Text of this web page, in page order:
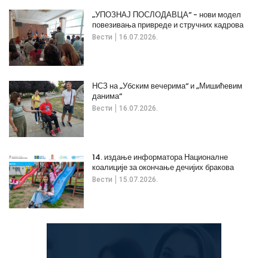
Вести 16.07.2026.
„УПОЗНАЈ ПОСЛОДАВЦА“ - нови модел
повезивања привреде и стручних кадрова
Вести 16.07.2026.
НСЗ на „Убским вечерима“ и „Мишићевим
данима“
Вести 15.07.2026.
14. издање информатора Националне
коалиције за окончање дечијих бракова